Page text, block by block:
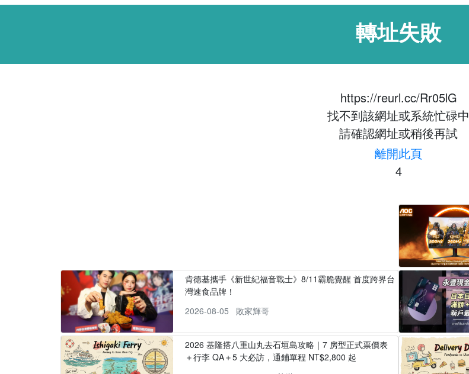
轉址失敗
https://reurl.cc/Rr05lG
找不到該網址或系統忙碌中
請確認網址或稍後再試
離開此頁
3
肯德基攜手《新世紀福音戰士》8/11霸脆覺醒 首度跨界台
灣速食品牌！
2026-08-05
敗家輝哥
2026 基隆搭八重山丸去石垣島攻略｜7 房型正式票價表
＋行李 QA＋5 大必訪，通鋪單程 NT$2,800 起